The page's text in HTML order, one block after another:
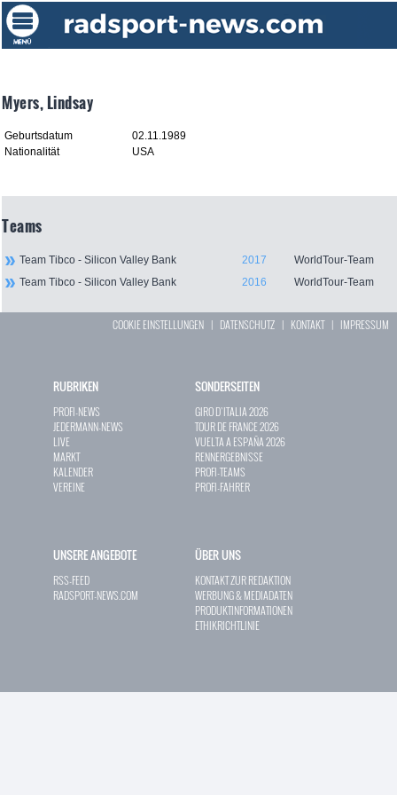
Myers, Lindsay
Geburtsdatum
02.11.1989
Nationalität
USA
Teams
Team Tibco - Silicon Valley Bank 2017
WorldTour-Team
Team Tibco - Silicon Valley Bank
2016 WorldTour-Team
COOKIE EINSTELLUNGEN | DATENSCHUTZ | KONTAKT| IMPRESSUM
RUBRIKEN
PROFI-NEWS
JEDERMANN-NEWS
LIVE
MARKT
KALENDER
VEREINE
SONDERSEITEN
GIRO D`ITALIA 2026
TOUR DE FRANCE 2026
VUELTA A ESPAÑA 2026
RENNERGEBNISSE
PROFI-TEAMS
PROFI-FAHRER
UNSERE ANGEBOTE
RSS-FEED
RADSPORT-NEWS.COM
ÜBER UNS
KONTAKT ZUR REDAKTION
WERBUNG & MEDIADATEN
PRODUKTINFORMATIONEN
ETHIKRICHTLINIE